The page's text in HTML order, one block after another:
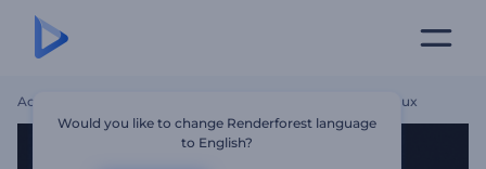
Accueil Révélation D'un Logo Sombre Et Lumineux
Would you like to change Renderforest language
to English?